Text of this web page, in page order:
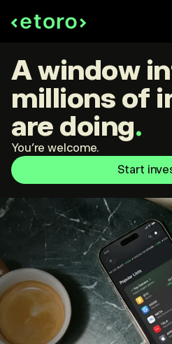
A window
millions of
are doing.
You're welcome.
Start